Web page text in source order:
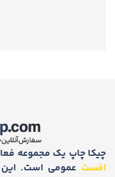
چیکا چاپ یک مجموعه
افست عمومی است. این